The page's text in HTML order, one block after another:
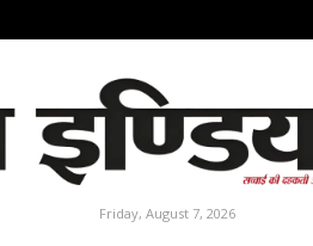
Friday, August 7, 2026